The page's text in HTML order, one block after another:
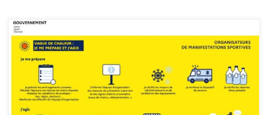
Mesdames, Messieurs, Au vu de l’épisode de fortes chaleurs qui
s’étend sur une grande partie du pays, nous vous invitons à la
vigilance en particulier pour le prochain week-end dédié aux
fédéraux quadrettes et triples : A toutes fins utiles, nous vous